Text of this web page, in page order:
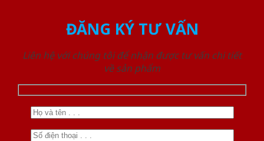
ĐĂNG KÝ TƯ VẤN
Liên hệ với chúng tôi để nhận được tư vấn chi tiết
về sản phẩm